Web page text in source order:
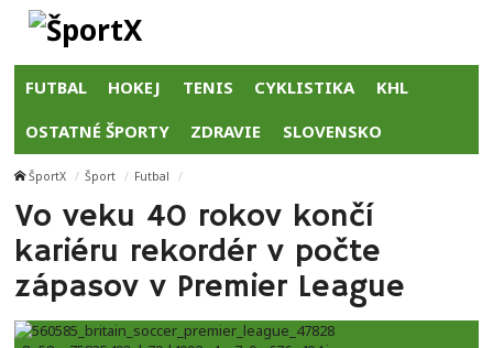
FUTBAL HOKEJ TENIS CYKLISTIKA KHL
OSTATNÉ ŠPORTY ZDRAVIE SLOVENSKO
ŠportX Šport Futbal
Vo veku 40 rokov končí
kariéru rekordér v počte
zápasov v Premier League